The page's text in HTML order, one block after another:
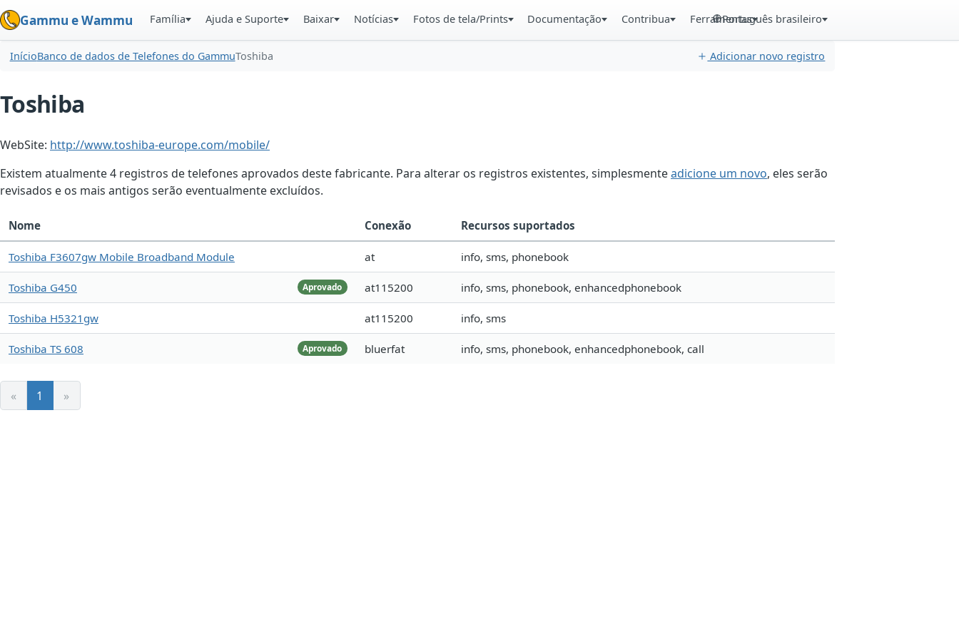
Gammu e Wammu Família Ajuda e Suporte Baixar Notícias Fotos de tela/Prints Documentação Contribua FerramentasPortuguês brasileiro
InícioBanco de dados de Telefones do GammuToshiba Adicionar novo registro
Toshiba
WebSite: http://www.toshiba-europe.com/mobile/
Existem atualmente 4 registros de telefones aprovados deste fabricante. Para alterar os registros existentes, simplesmenteadicione um novo, eles serão
revisados e os mais antigos serão eventualmente excluídos.
Nome Conexão Recursos suportados
Toshiba F3607gw Mobile Broadband Module at info, sms, phonebook
Aprovado
Toshiba G450 at115200 info, sms, phonebook, enhancedphonebook
Toshiba H5321gw at115200 info, sms
Aprovado
Toshiba TS 608 bluerfat info, sms, phonebook, enhancedphonebook, call
« 1 »